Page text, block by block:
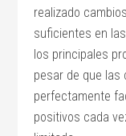
realizado
suficientes en
los principales
pesar de que las
perfectamente
positivos cada